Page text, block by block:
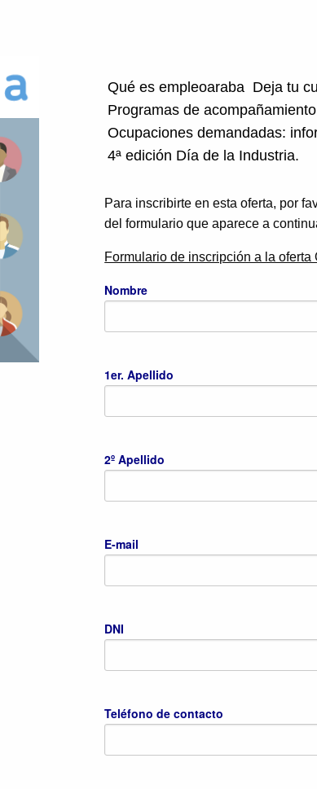
Qué es empleoaraba Deja tu
Programas de
Ocupaciones demandadas:
4ª edición Día de la Industria.
Para inscribirte en esta oferta, por
del formulario que aparece a
Formulario de inscripción a la oferta
Nombre
1er. Apellido
2º Apellido
E-mail
DNI
Teléfono de contacto